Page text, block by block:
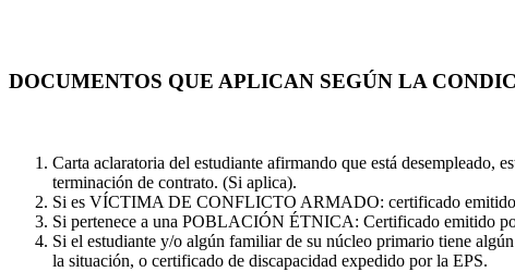
DOCUMENTOS QUE APLICAN SEGÚN LA
Carta aclaratoria del estudiante afirmando que está desempleado,
terminación de contrato. (Si aplica).
Si es VÍCTIMA DE CONFLICTO ARMADO: certificado emitido
Si pertenece a una POBLACIÓN ÉTNICA: Certificado emitido
Si el estudiante y/o algún familiar de su núcleo primario tiene
la situación, o certificado de discapacidad expedido por la EPS.